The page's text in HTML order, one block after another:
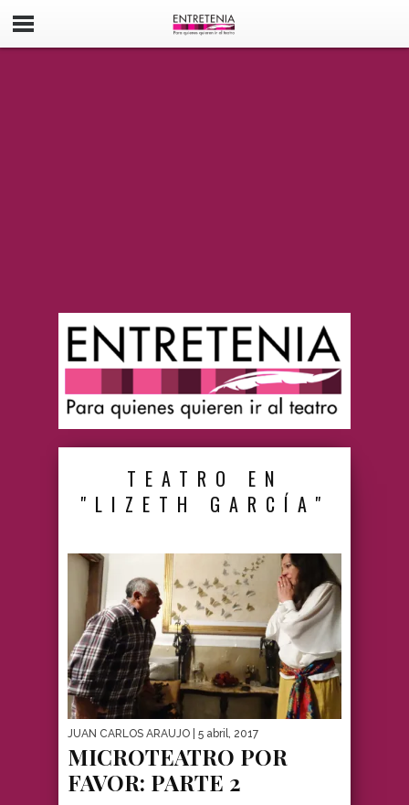
TEATRO EN
"LIZETH GARCÍA"
JUAN CARLOS ARAUJO | 5 abril, 2017
MICROTEATRO POR
FAVOR: PARTE 2